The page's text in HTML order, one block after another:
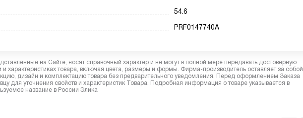
54.6
PRF0147740A
на Сайте, носят справочный характер и не могут в полной мере передавать достоверную
характеристиках товара, включая цвета, размеры и формы. Фирма-производитель оставляет за собой
дизайн и комплектацию товара без предварительного уведомления. Перед оформлением Заказа
для уточнения свойств и характеристик Товара. Подробная информация о товаре указывается в
название в России Элика